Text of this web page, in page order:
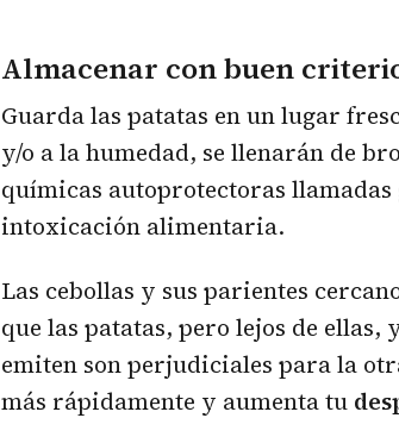
Almacenar con buen
Guarda las patatas en un lugar
y/o a la humedad, se llenarán de
químicas autoprotectoras
intoxicación alimentaria.
Las cebollas y sus parientes
que las patatas, pero lejos de ellas,
emiten son perjudiciales para la
más rápidamente y aumenta tu